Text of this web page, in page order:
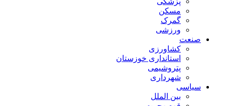
مسکن
گمرک
ورزشی
صنعت
کشاورزی
استانداری خوزستان
پتروشیمی
شهرداری
سیاسی
بین الملل